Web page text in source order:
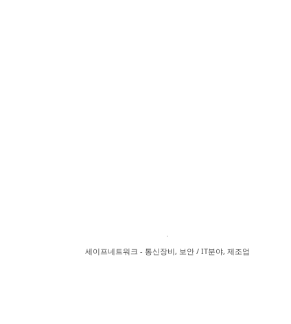
세이프네트워크 - 통신장비, 보안 / IT분야, 제조업